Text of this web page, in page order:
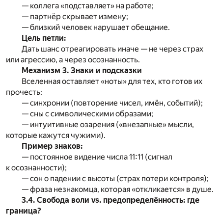
— коллега «подставляет» на работе;
— партнёр скрывает измену;
— близкий человек нарушает обещание.
Цель петли:
Дать шанс отреагировать иначе — не через страх
или агрессию, а через осознанность.
Механизм 3. Знаки и подсказки
Вселенная оставляет «ноты» для тех, кто готов их
прочесть:
— синхронии (повторение чисел, имён, событий);
— сны с символическими образами;
— интуитивные озарения («внезапные» мысли,
которые кажутся чужими).
Пример знаков:
— постоянное видение числа 11:11 (сигнал
к осознанности);
— сон о падении с высоты (страх потери контроля);
— фраза незнакомца, которая «откликается» в душе.
3.4. Свобода воли vs. предопределённость: где
граница?